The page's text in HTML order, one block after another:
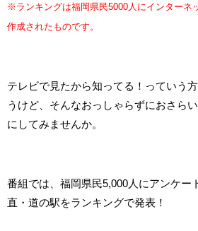
※ランキングは福岡県民5000人にインターネ
作成されたものです。
テレビで見たから知ってる！っていう
うけど、そんなおっしゃらずにおさら
にしてみませんか。
番組では、福岡県民5,000人にアンケー
直・道の駅をランキングで発表！